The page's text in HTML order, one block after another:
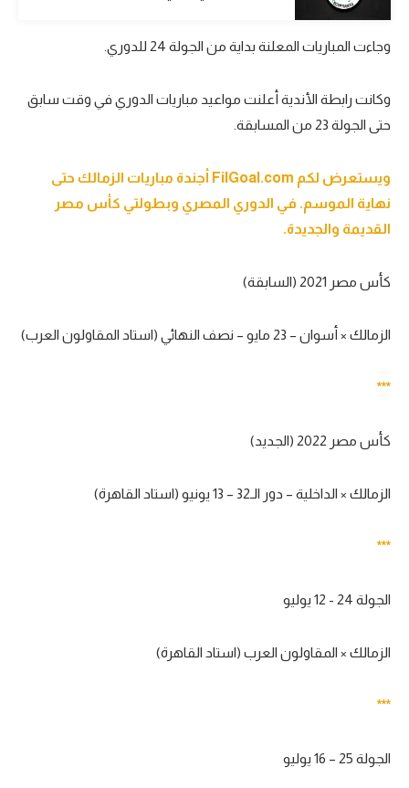
آسيا
أمريكا
ركن الألعاب
Gamers
تقرير في الجول
تحليل في الجول
فيديو في الجول
وجاءت المباريات المعلنة بداية من الجولة 24 للدوري.
وكانت رابطة الأندية أعلنت مواعيد مباريات الدوري في وقت سابق
حتى الجولة 23 من المسابقة.
ويستعرض لكم FilGoal.com أجندة مباريات الزمالك حتى
نهاية الموسم. في الدوري المصري وبطولتي كأس مصر
القديمة والجديدة.
كأس مصر 2021 (السابقة)
الزمالك × أسوان – 23 مايو – نصف النهائي (استاد المقاولون العرب)
***
كأس مصر 2022 (الجديد)
الزمالك × الداخلية – دور الـ32 – 13 يونيو (استاد القاهرة)
***
الجولة 24 - 12 يوليو
الزمالك × المقاولون العرب (استاد القاهرة)
***
الجولة 25 – 16 يوليو